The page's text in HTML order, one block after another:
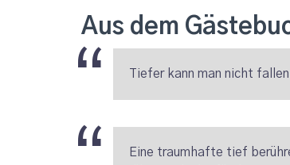
Aus dem
Tiefer kann man nicht
Eine traumhafte tief